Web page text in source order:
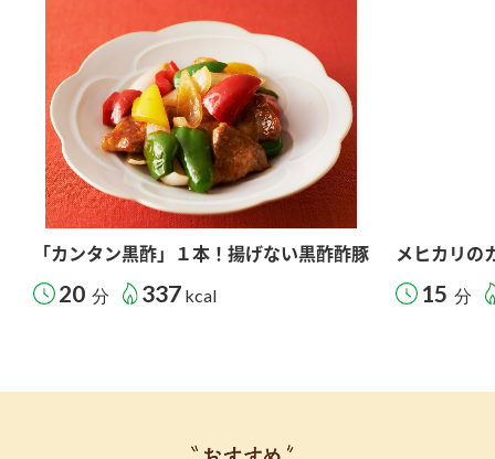
「カンタン黒酢」１本！揚げない黒酢酢豚
20 分 337 kcal
メヒカリの
15 分